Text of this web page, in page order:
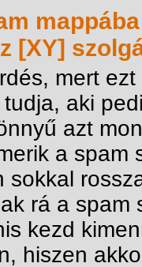
[XY]
mert
aki
azt
a spam
sokkal
rá a spam
kezd
hiszen